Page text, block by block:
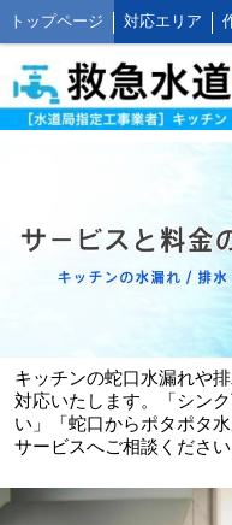
トップページ 対応エリア
水道修理の作業報告 水道修
救水の水道修理ブログ お客
会社概要
屋外の作業料金
キッチンの蛇口水漏れや
対応いたします。「シン
い」「蛇口からポタポタ
サービスへご相談ください